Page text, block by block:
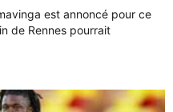
est annoncé pour ce
de Rennes pourrait